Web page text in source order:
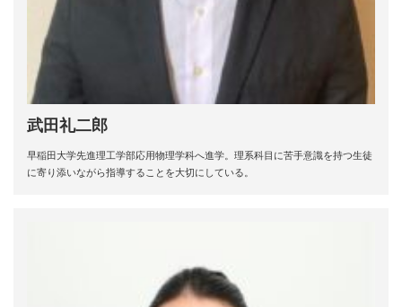
武田礼二郎
早稲田大学先進理工学部応用物理学科へ進学。理系科目に苦手意識を持つ生徒
に寄り添いながら指導することを大切にしている。